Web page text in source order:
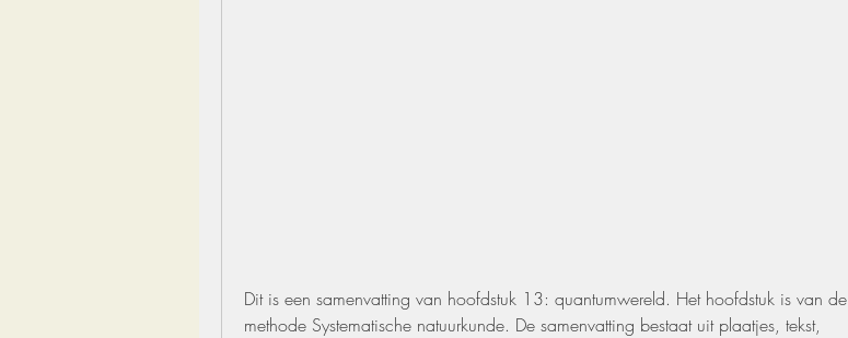
Dit is een samenvatting van hoofdstuk 13: quantumwereld. Het hoofdstuk is van de
methode Systematische natuurkunde. De samenvatting bestaat uit plaatjes, tekst,